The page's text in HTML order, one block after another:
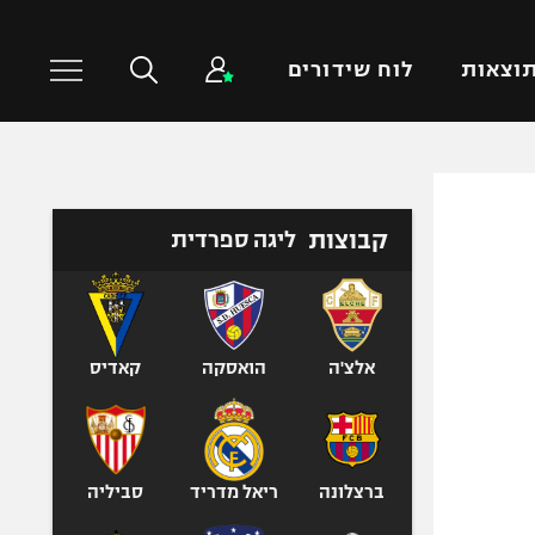
תוצאות לוח שידורים
טניס
כדוריד
כדורעף
שחייה
אגרוף
ספורט אולימפי
UFC
קבוצות ליגה ספרדית
אלצ'ה הואסקה קאדיס
ברצלונה ריאל מדריד סביליה